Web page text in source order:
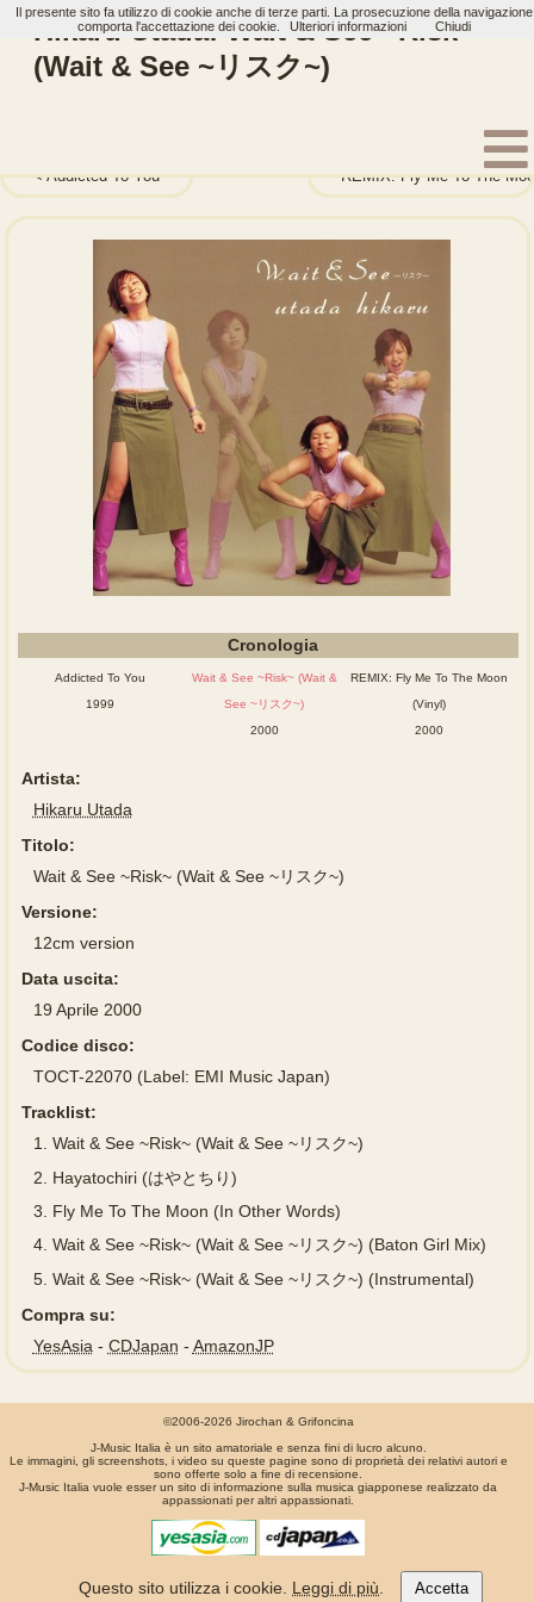
Questo sito utilizza i cookie. Leggi di più Accetta
Hikaru Utada: Wait & See ~Risk~
(Wait & See ~リスク~)
Addicted To You REMIX: Fly Me To The
Cronologia
Addicted To You
1999
Wait & See ~Risk~ (Wait &
See ~リスク~)
2000
REMIX: Fly Me To The Moon
(Vinyl)
2000
Artista:
Hikaru Utada
Titolo:
Wait & See ~Risk~ (Wait & See ~リスク~)
Versione:
12cm version
Data uscita:
19 Aprile 2000
Codice disco:
TOCT-22070 (Label: EMI Music Japan)
Tracklist:
1.
Wait & See ~Risk~ (Wait & See ~リスク~)
2.
Hayatochiri (はやとちり)
3.
Fly Me To The Moon (In Other Words)
4. Wait & See ~Risk~ (Wait & See ~リスク~) (Baton Girl Mix)
5. Wait & See ~Risk~ (Wait & See ~リスク~) (Instrumental)
Compra su:
YesAsia - CDJapan - AmazonJP
©2006-2026 Jirochan & Grifoncina
J-Music Italia è un sito amatoriale e senza fini di lucro alcuno.
Le immagini, gli screenshots, i video su queste pagine sono di proprietà dei relativi autori e
sono offerte solo a fine di recensione.
J-Music Italia vuole esser un sito di informazione sulla musica giapponese realizzato da
appassionati per altri appassionati.
Il presente sito fa utilizzo di cookie anche di terze parti. La prosecuzione della navigazione
comporta l'accettazione dei cookie.
Ulteriori informazioni Chiudi